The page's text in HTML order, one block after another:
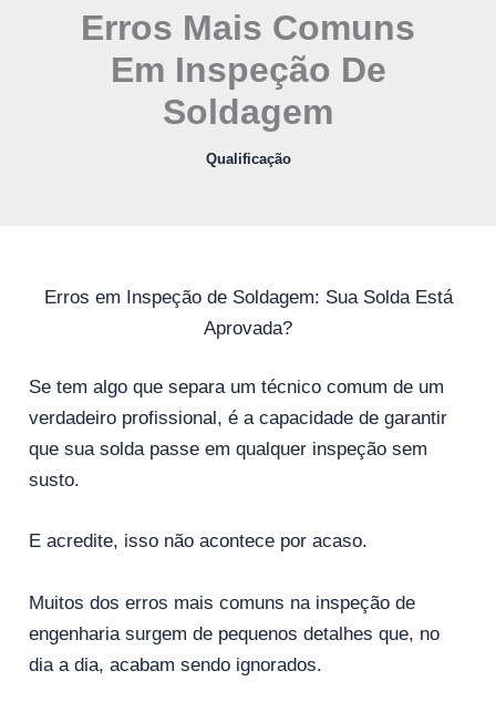
Erros Mais Comuns
Em Inspeção De
Soldagem
Qualificação
Erros em Inspeção de Soldagem: Sua Solda Está
Aprovada?
Se tem algo que separa um técnico comum de um
verdadeiro profissional, é a capacidade de garantir
que sua solda passe em qualquer inspeção sem
susto.
E acredite, isso não acontece por acaso.
Muitos dos erros mais comuns na inspeção de
engenharia surgem de pequenos detalhes que, no
dia a dia, acabam sendo ignorados.